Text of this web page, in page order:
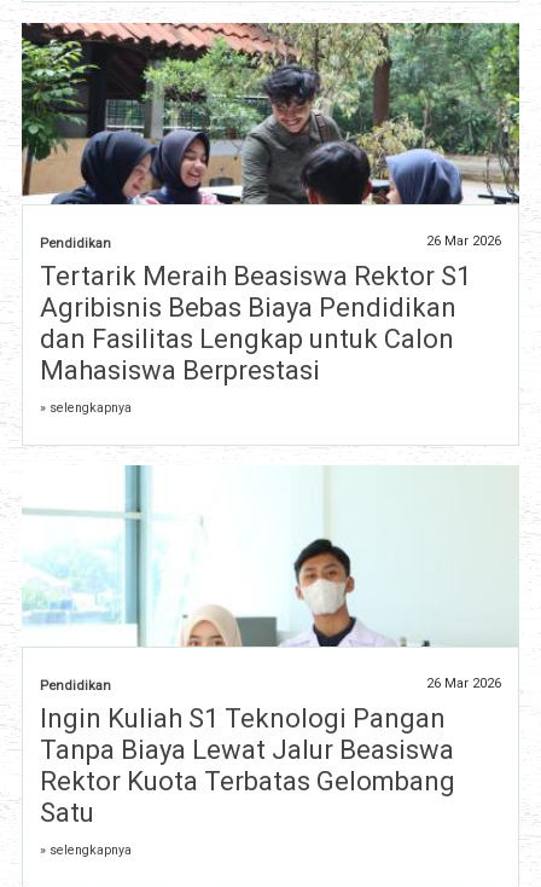
Pendidikan 26 Mar 2026
Tertarik Meraih Beasiswa Rektor S1
Agribisnis Bebas Biaya Pendidikan
dan Fasilitas Lengkap untuk Calon
Mahasiswa Berprestasi
» selengkapnya
Pendidikan 26 Mar 2026
Ingin Kuliah S1 Teknologi Pangan
Tanpa Biaya Lewat Jalur Beasiswa
Rektor Kuota Terbatas Gelombang
Satu
» selengkapnya